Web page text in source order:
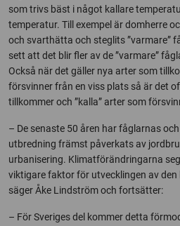
som trivs bäst i något kallare
temperatur. Till exempel är domherre
och svarthätta och steglits ”varmare”
sett att det blir fler av de ”varmare”
Också när det gäller nya arter som
försvinner från en viss plats så är det
tillkommer och ”kalla” arter som
– De senaste 50 åren har fåglarnas
utbredning främst påverkats av
urbanisering. Klimatförändringarna
viktigare faktor för utvecklingen av
säger Åke Lindström och fortsätter:
– För Sveriges del kommer detta